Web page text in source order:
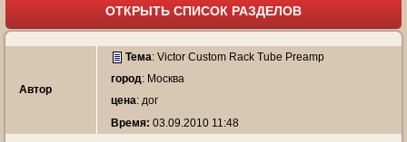
ОТКРЫТЬ СПИСОК РАЗДЕЛОВ
Автор
Тема: Victor Custom Rack Tube Preamp
город: Москва
цена: дог
Время: 03.09.2010 11:48